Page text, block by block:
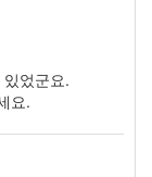
었군요.
요.